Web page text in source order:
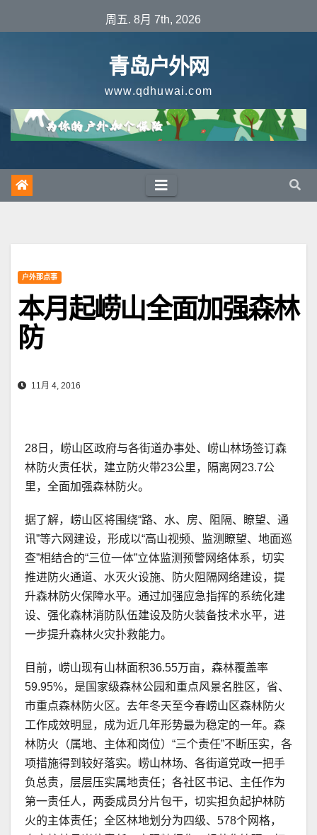
至
周五. 8月 7th, 2026
青岛户外网
www.qdhuwai.com
户外那点事
本月起崂山全面加强森林
防
11月 4, 2016
28日，崂山区政府与各街道办事处、崂山林场签订森
林防火责任状，建立防火带23公里，隔离网23.7公
里，全面加强森林防火。
据了解，崂山区将围绕“路、水、房、阻隔、瞭望、通
讯”等六网建设，形成以“高山视频、监测瞭望、地面巡
查”相结合的“三位一体”立体监测预警网络体系，切实
推进防火通道、水灭火设施、防火阻隔网络建设，提
升森林防火保障水平。通过加强应急指挥的系统化建
设、强化森林消防队伍建设及防火装备技术水平，进
一步提升森林火灾扑救能力。
目前，崂山现有山林面积36.55万亩，森林覆盖率
59.95%，是国家级森林公园和重点风景名胜区，省、
市重点森林防火区。去年冬天至今春崂山区森林防火
工作成效明显，成为近几年形势最为稳定的一年。森
林防火（属地、主体和岗位）“三个责任”不断压实，各
项措施得到较好落实。崂山林场、各街道党政一把手
负总责，层层压实属地责任；各社区书记、主任作为
第一责任人，两委成员分片包干，切实担负起护林防
火的主体责任；全区林地划分为四级、578个网格，